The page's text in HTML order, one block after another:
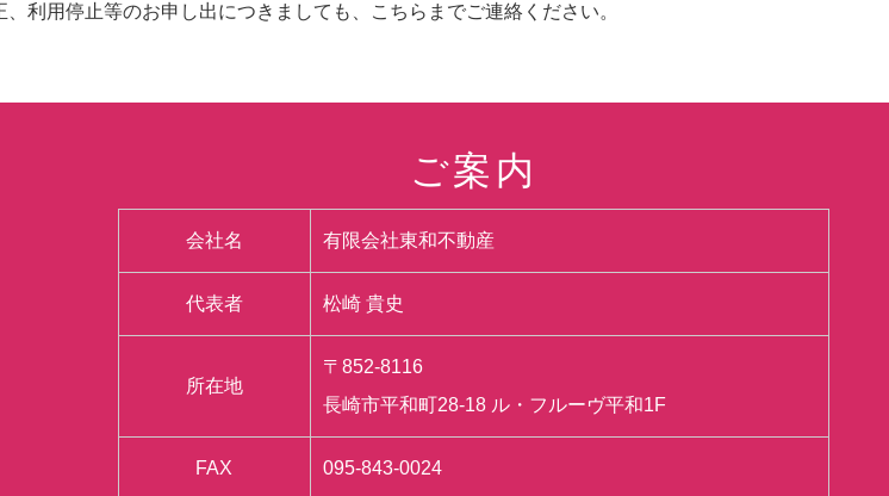
利用停止等のお申し出につきましても、こちらまでご連絡ください。
ご案内
会社名 有限会社東和不動産
代表者 松崎 貴史
所在地
〒852-8116
長崎市平和町28-18 ル・フルーヴ平和1F
FAX 095-843-0024